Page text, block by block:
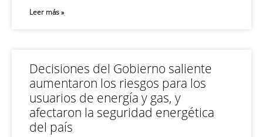
Leer más »
Decisiones del Gobierno saliente
aumentaron los riesgos para los
usuarios de energía y gas, y
afectaron la seguridad energética
del país